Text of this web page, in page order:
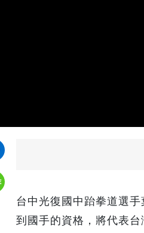
台中光復國中跆拳道選
到國手的資格，將代表